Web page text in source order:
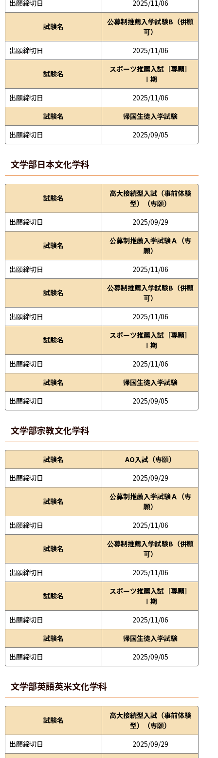
出願締切日 2025/11/06
試験名
公募制推薦入学試験B（併願
可）
出願締切日
2025/11/06
試験名
スポーツ推薦入試［専願］
Ⅰ期
出願締切日
2025/11/06
試験名
帰国生徒入学試験
出願締切日
2025/09/05
文学部日本文化学科
試験名
高大接続型入試（事前体験
型）（専願）
出願締切日
2025/09/29
試験名
公募制推薦入学試験Ａ（専
願）
出願締切日
2025/11/06
試験名
公募制推薦入学試験B（併願
可）
出願締切日
2025/11/06
試験名
スポーツ推薦入試［専願］
Ⅰ期
出願締切日
2025/11/06
試験名
帰国生徒入学試験
出願締切日
2025/09/05
文学部宗教文化学科
試験名
AO入試（専願）
出願締切日
2025/09/29
試験名
公募制推薦入学試験Ａ（専
願）
出願締切日
2025/11/06
試験名
公募制推薦入学試験B（併願
可）
出願締切日
2025/11/06
試験名
スポーツ推薦入試［専願］
Ⅰ期
出願締切日
2025/11/06
試験名
帰国生徒入学試験
出願締切日
2025/09/05
文学部英語英米文化学科
試験名
高大接続型入試（事前体験
型）（専願）
出願締切日
2025/09/29